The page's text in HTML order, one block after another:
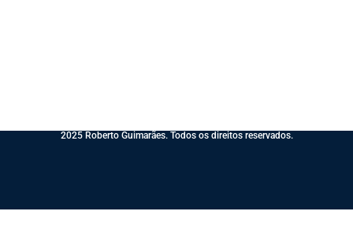
2025 Roberto Guimarães. Todos os direitos reservados.